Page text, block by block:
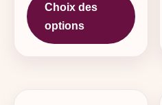
Choix des
options